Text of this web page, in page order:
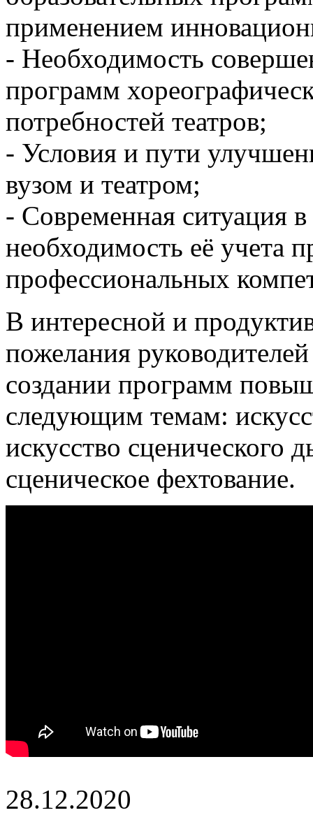
применением
- Необходимость
программ
потребностей театров;
- Условия и пути
вузом и театром;
- Современная ситуация
необходимость её учета
профессиональных
В интересной и
пожелания
создании программ
следующим темам:
искусство сценического
сценическое фехтование.
28.12.2020